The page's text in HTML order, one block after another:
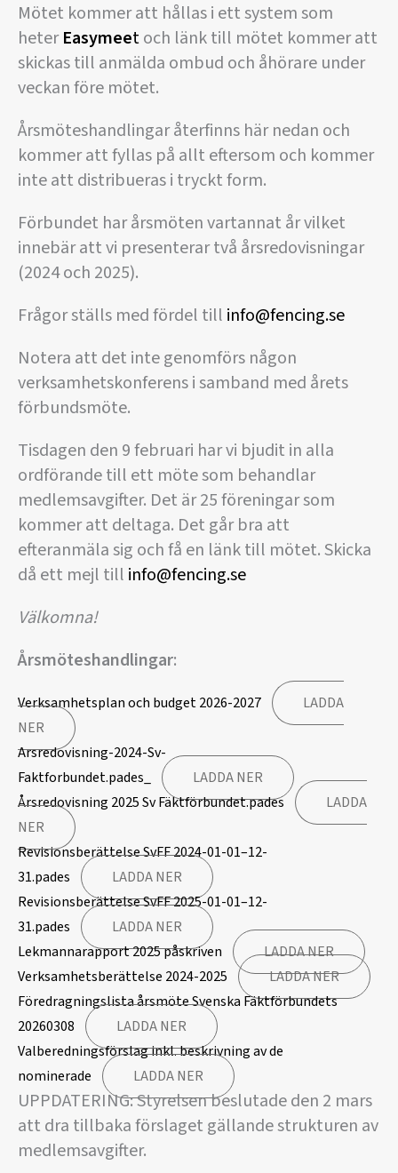
Mötet kommer att hållas i ett system som
heter Easymeetoch länk till mötet kommer att
skickas till anmälda ombud och åhörare under
veckan före mötet.
Årsmöteshandlingar återfinns här nedan och
kommer att fyllas på allt eftersom och kommer
inte att distribueras i tryckt form.
Förbundet har årsmöten vartannat år vilket
innebär att vi presenterar två årsredovisningar
(2024 och 2025).
Frågor ställs med fördel till info@fencing.se
Notera att det inte genomförs någon
verksamhetskonferens i samband med årets
förbundsmöte.
Tisdagen den 9 februari har vi bjudit in alla
ordförande till ett möte som behandlar
medlemsavgifter. Det är 25 föreningar som
kommer att deltaga. Det går bra att
efteranmäla sig och få en länk till mötet. Skicka
då ett mejl till info@fencing.se
Välkomna!
Årsmöteshandlingar:
Verksamhetsplan och budget 2026-2027
LADDA
NER
Arsredovisning-2024-Sv-
Faktforbundet.pades_
LADDA NER
Årsredovisning 2025 Sv Fäktförbundet.pades
LADDA
NER
Revisionsberättelse SvFF 2024-01-01–12-
31.pades
LADDA NER
Revisionsberättelse SvFF 2025-01-01–12-
31.pades
LADDA NER
Lekmannarapport 2025 påskriven
LADDA NER
Verksamhetsberättelse 2024-2025
LADDA NER
Föredragningslista årsmöte Svenska Fäktförbundets
20260308
LADDA NER
Valberedningsförslag inkl. beskrivning av de
nominerade
LADDA NER
UPPDATERING: Styrelsen beslutade den 2 mars
att dra tillbaka förslaget gällande strukturen av
medlemsavgifter.